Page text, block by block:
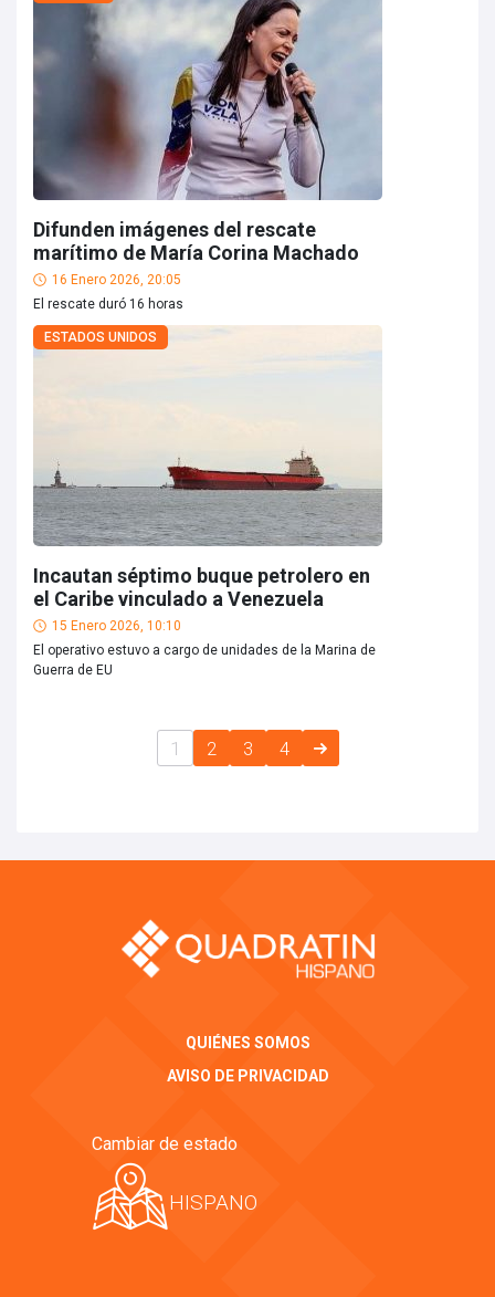
Difunden imágenes del rescate
marítimo de María Corina Machado
16 Enero 2026, 20:05
El rescate duró 16 horas
ESTADOS UNIDOS
Incautan séptimo buque petrolero en
el Caribe vinculado a Venezuela
15 Enero 2026, 10:10
El operativo estuvo a cargo de unidades de la Marina de
Guerra de EU
1 2 3 4
QUIÉNES SOMOS
AVISO DE PRIVACIDAD
Cambiar de estado
HISPANO